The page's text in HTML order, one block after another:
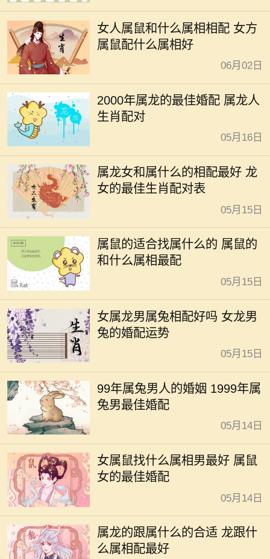
女人属鼠和什么属相相配 女方
属鼠配什么属相好
06月02日
2000年属龙的最佳婚配 属龙人
生肖配对
05月16日
属龙女和属什么的相配最好 龙
女的最佳生肖配对表
05月15日
属鼠的适合找属什么的 属鼠的
和什么属相最配
05月15日
女属龙男属兔相配好吗 女龙男
兔的婚配运势
05月15日
99年属兔男人的婚姻 1999年属
兔男最佳婚配
05月14日
女属鼠找什么属相男最好 属鼠
女的最佳婚配
05月14日
属龙的跟属什么的合适 龙跟什
么属相配最好